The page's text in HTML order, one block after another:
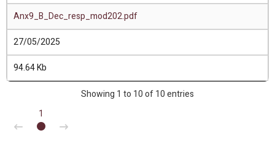
Anx9_B_Dec_resp_mod202.pdf
27/05/2025
94.64 Kb
Showing 1 to 10 of 10 entries
1